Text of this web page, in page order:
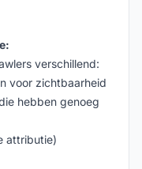
verschillend:
voor zichtbaarheid
hebben genoeg
attributie)